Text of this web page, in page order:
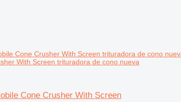
With Screen trituradora de cono nueva
Cone Crusher With Screen